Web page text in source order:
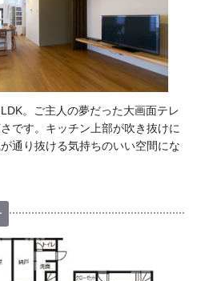
。ご主人の夢だった大画面テレ
です。キッチン上部が吹き抜けに
通り抜ける気持ちのいい空間にな